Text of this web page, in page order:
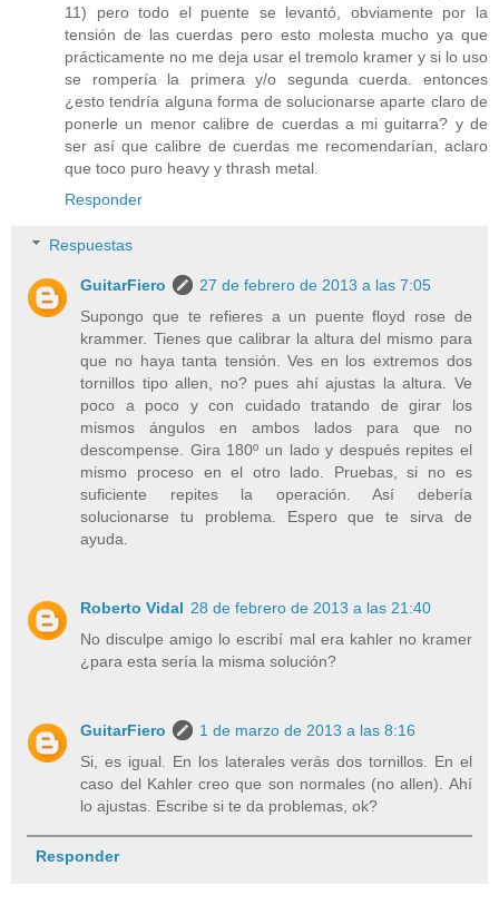
11) pero todo el puente se levantó, obviamente por la
tensión de las cuerdas pero esto molesta mucho ya que
prácticamente no me deja usar el tremolo kramer y si lo uso
se rompería la primera y/o segunda cuerda. entonces
¿esto tendría alguna forma de solucionarse aparte claro de
ponerle un menor calibre de cuerdas a mi guitarra? y de
ser así que calibre de cuerdas me recomendarían, aclaro
que toco puro heavy y thrash metal.
Responder
Respuestas
GuitarFiero
27 de febrero de 2013 a las 7:05
Supongo que te refieres a un puente floyd rose de
krammer. Tienes que calibrar la altura del mismo para
que no haya tanta tensión. Ves en los extremos dos
tornillos tipo allen, no? pues ahí ajustas la altura. Ve
poco a poco y con cuidado tratando de girar los
mismos ángulos en ambos lados para que no
descompense. Gira 180º un lado y después repites el
mismo proceso en el otro lado. Pruebas, si no es
suficiente repites la operación. Así debería
solucionarse tu problema. Espero que te sirva de
ayuda.
Roberto Vidal 28 de febrero de 2013 a las 21:40
No disculpe amigo lo escribí mal era kahler no kramer
¿para esta sería la misma solución?
GuitarFiero
1 de marzo de 2013 a las 8:16
Si, es igual. En los laterales verás dos tornillos. En el
caso del Kahler creo que son normales (no allen). Ahí
lo ajustas. Escribe si te da problemas, ok?
Responder